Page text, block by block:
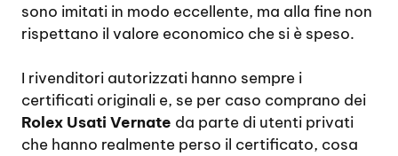
sono imitati in modo eccellente, ma alla fine non
rispettano il valore economico che si è speso.
I rivenditori autorizzati hanno sempre i
certificati originali e, se per caso comprano dei
Rolex Usati Vernate da parte di utenti privati
che hanno realmente perso il certificato, cosa